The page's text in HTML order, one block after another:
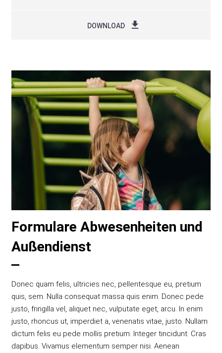
DOWNLOAD
Formulare Abwesenheiten und
Außendienst
Donec quam felis, ultricies nec, pellentesque eu, pretium
quis, sem. Nulla consequat massa quis enim. Donec pede
justo, fringilla vel, aliquet nec, vulputate eget, arcu. In enim
justo, rhoncus ut, imperdiet a, venenatis vitae, justo. Nullam
dictum felis eu pede mollis pretium. Integer tincidunt. Cras
dapibus. Vivamus elementum semper nisi. Aenean